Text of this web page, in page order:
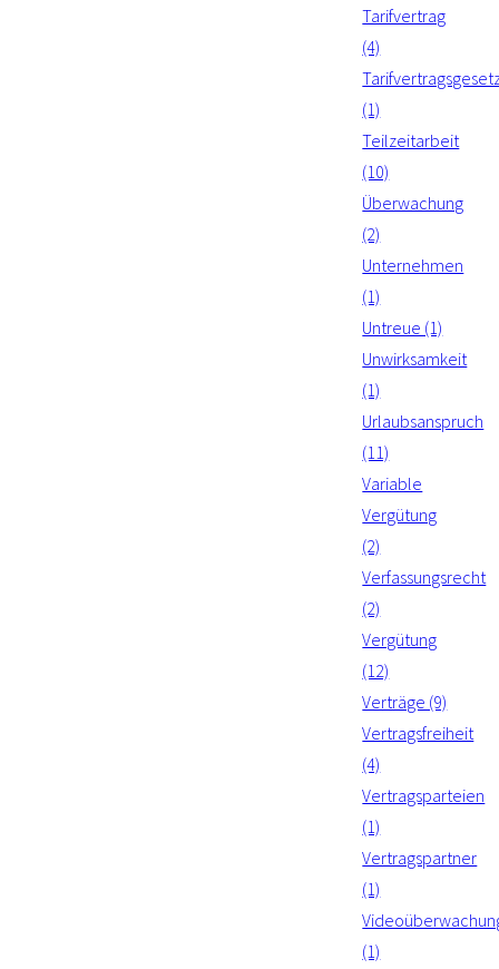
Tarifvertrag
(4)
(1)
Teilzeitarbeit
(10)
Überwachung
(2)
Unternehmen
(1)
Untreue (1)
Unwirksamkeit
(1)
Urlaubsanspruch
(11)
Variable
Vergütung
(2)
Verfassungsrecht
(2)
Vergütung
(12)
Verträge (9)
Vertragsfreiheit
(4)
Vertragsparteien
(1)
Vertragspartner
(1)
(1)